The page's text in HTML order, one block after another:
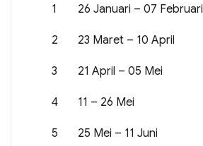
1 26 Januari – 07 Februari
2 23 Maret – 10 April
3 21 April – 05 Mei
4 11 – 26 Mei
5 25 Mei – 11 Juni